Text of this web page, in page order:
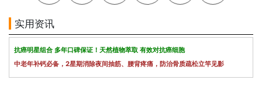
实用资讯
抗癌明星组合 多年口碑保证！天然植物萃取 有效对抗癌细胞
中老年补钙必备，2星期消除夜间抽筋、腰背疼痛，防治骨质疏松立竿见影